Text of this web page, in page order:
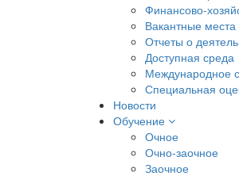
Финансово-
Вакантные
Отчеты о
Доступная среда
Международное
Специальная
Новости
Обучение
Очное
Очно-заочное
Заочное